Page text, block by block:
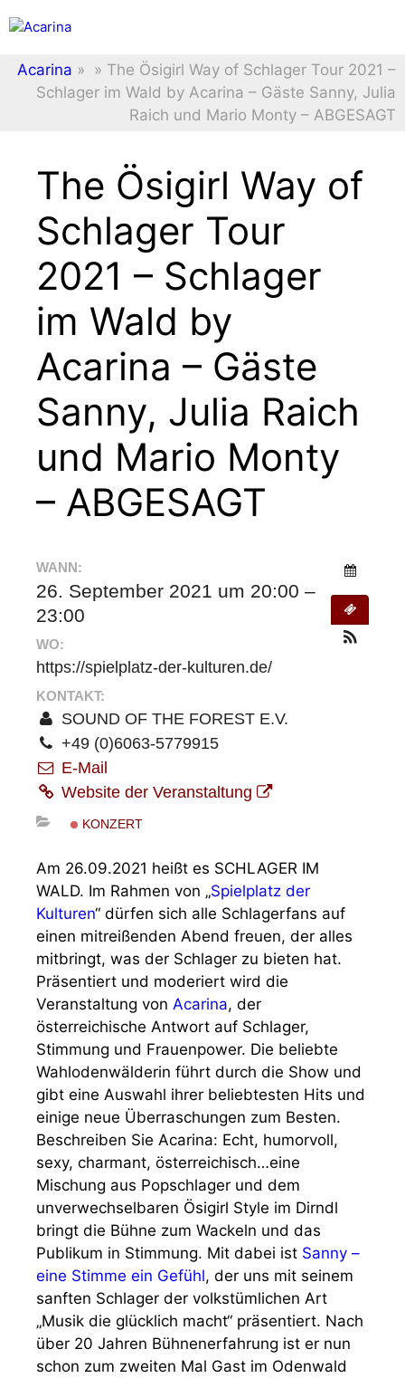
Inhalt
Acarina » » The Ösigirl Way of Schlager Tour 2021 –
Schlager im Wald by Acarina – Gäste Sanny, Julia
Raich und Mario Monty – ABGESAGT
The Ösigirl Way of
Schlager Tour
2021 – Schlager
im Wald by
Acarina – Gäste
Sanny, Julia Raich
und Mario Monty
– ABGESAGT
WANN:
26. September 2021 um 20:00 –
23:00
WO:
https://spielplatz-der-kulturen.de/
KONTAKT:
SOUND OF THE FOREST E.V.
+49 (0)6063-5779915
E-Mail
Website der Veranstaltung
KONZERT
Am 26.09.2021 heißt es SCHLAGER IM
WALD. Im Rahmen von „Spielplatz der
Kulturen“ dürfen sich alle Schlagerfans auf
einen mitreißenden Abend freuen, der alles
mitbringt, was der Schlager zu bieten hat.
Präsentiert und moderiert wird die
Veranstaltung von Acarina, der
österreichische Antwort auf Schlager,
Stimmung und Frauenpower. Die beliebte
Wahlodenwälderin führt durch die Show und
gibt eine Auswahl ihrer beliebtesten Hits und
einige neue Überraschungen zum Besten.
Beschreiben Sie Acarina: Echt, humorvoll,
sexy, charmant, österreichisch…eine
Mischung aus Popschlager und dem
unverwechselbaren Ösigirl Style im Dirndl
bringt die Bühne zum Wackeln und das
Publikum in Stimmung. Mit dabei ist Sanny –
eine Stimme ein Gefühl, der uns mit seinem
sanften Schlager der volkstümlichen Art
„Musik die glücklich macht“ präsentiert. Nach
über 20 Jahren Bühnenerfahrung ist er nun
schon zum zweiten Mal Gast im Odenwald